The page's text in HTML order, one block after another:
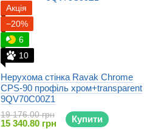
Акція
−20%
6
10
Нерухома стінка Ravak Chrome
CPS-90 профіль хром+transparent
9QV70C00Z1
19 176.00 грн
15 340.80 грн Купити